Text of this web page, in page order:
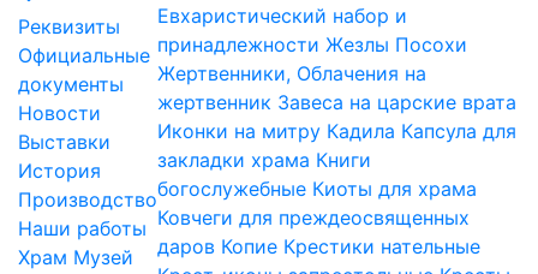
Реквизиты
Официальные
документы
Новости
Выставки
История
Производство
Наши работы
Храм Музей
Евхаристический набор и
принадлежности Жезлы Посохи
Жертвенники, Облачения на
жертвенник Завеса на царские врата
Иконки на митру Кадила Капсула для
закладки храма Книги
богослужебные Киоты для храма
Ковчеги для преждеосвященных
даров Копие Крестики нательные